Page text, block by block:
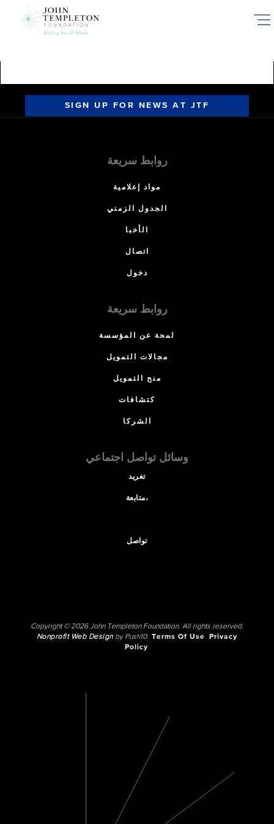
SIGN UP FOR NEWS AT JTF
روابط سريعة
مواد إعلامية
الجدول الزمني
الأخبا
اتصال
دخول
روابط سريعة
لمحة عن المؤسسة
مجالات التمويل
منح التمويل
كتشافات
الشركا
وسائل تواصل اجتماعي
تغريد
متابعة،
تواصل
Copyright © 2026 John Templeton Foundation. All rights reserved.
Nonprofit Web Designby Push10. Terms Of Use
Privacy
Policy